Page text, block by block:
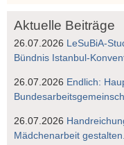
Aktuelle Beiträge
26.07.2026 LeSuBiA-
Bündnis Istanbul-
26.07.2026 Endlich:
26.07.2026
Mädchenarbeit gestalten.